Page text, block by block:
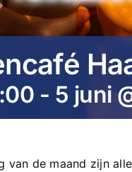
- 5 juni
van de maand zijn